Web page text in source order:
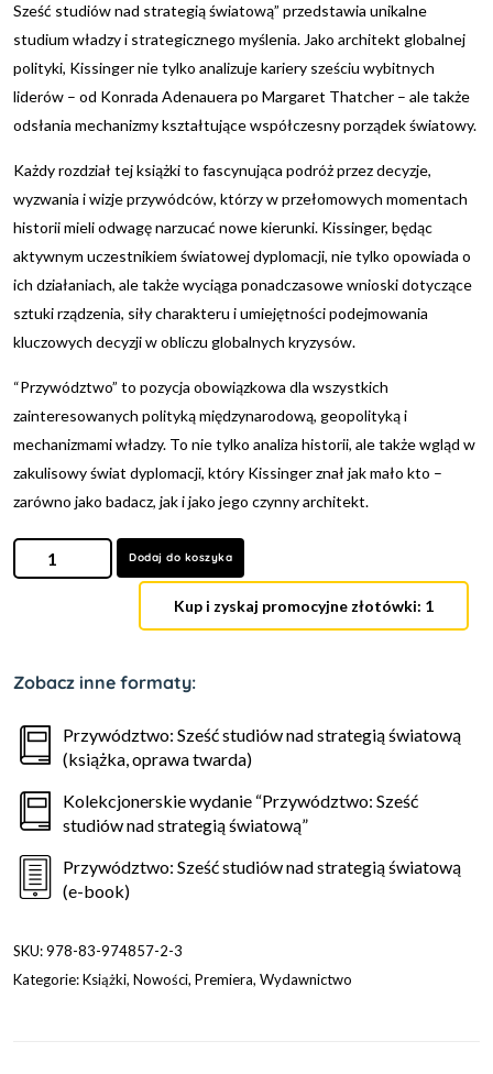
Sześć studiów nad strategią światową” przedstawia unikalne
studium władzy i strategicznego myślenia. Jako architekt globalnej
polityki, Kissinger nie tylko analizuje kariery sześciu wybitnych
liderów – od Konrada Adenauera po Margaret Thatcher – ale także
odsłania mechanizmy kształtujące współczesny porządek światowy.
Każdy rozdział tej książki to fascynująca podróż przez decyzje,
wyzwania i wizje przywódców, którzy w przełomowych momentach
historii mieli odwagę narzucać nowe kierunki. Kissinger, będąc
aktywnym uczestnikiem światowej dyplomacji, nie tylko opowiada o
ich działaniach, ale także wyciąga ponadczasowe wnioski dotyczące
sztuki rządzenia, siły charakteru i umiejętności podejmowania
kluczowych decyzji w obliczu globalnych kryzysów.
“Przywództwo” to pozycja obowiązkowa dla wszystkich
zainteresowanych polityką międzynarodową, geopolityką i
mechanizmami władzy. To nie tylko analiza historii, ale także wgląd w
zakulisowy świat dyplomacji, który Kissinger znał jak mało kto –
zarówno jako badacz, jak i jako jego czynny architekt.
Dodaj do koszyka
Kup i zyskaj promocyjne złotówki: 1
Zobacz inne formaty:
Przywództwo: Sześć studiów nad strategią światową
(książka, oprawa twarda)
Kolekcjonerskie wydanie “Przywództwo: Sześć
studiów nad strategią światową”
Przywództwo: Sześć studiów nad strategią światową
(e-book)
SKU:978-83-974857-2-3
Kategorie:Książki, Nowości, Premiera, Wydawnictwo